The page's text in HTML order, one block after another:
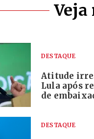
Veja
DESTAQUE
Atitude
Lula após
de
DESTAQUE